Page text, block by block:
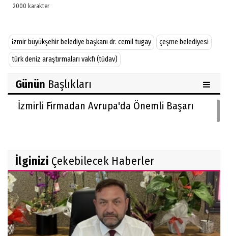
i̇zmir büyükşehir belediye başkanı dr. cemil tugay
çeşme belediyesi
türk deniz araştırmaları vakfı (tüdav)
Günün Başlıkları
İzmirli Firmadan Avrupa'da Önemli Başarı
İlginizi Çekebilecek Haberler